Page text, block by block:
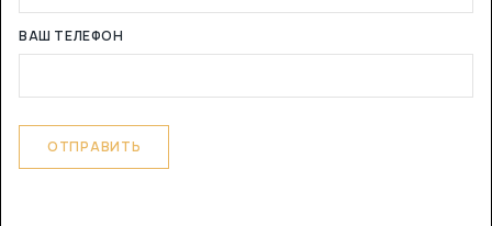
ВАШ ТЕЛЕФОН